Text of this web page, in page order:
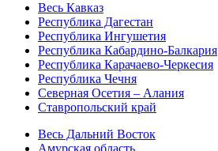
Весь Кавказ
Республика Дагестан
Республика Ингушетия
Республика Кабардино-Балкария
Республика Карачаево-Черкесия
Республика Чечня
Северная Осетия – Алания
Ставропольский край
Весь Дальний Восток
Амурская область